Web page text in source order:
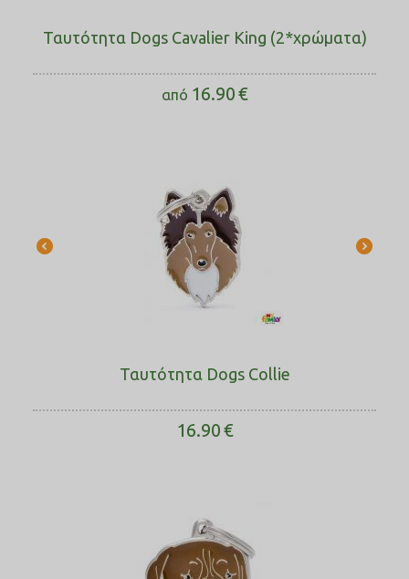
Ταυτότητα Dogs Cavalier King (2*χρώματα)
από 16.90€
Ταυτότητα Dogs Collie
16.90€